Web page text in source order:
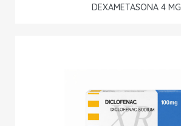
DEXAMETASONA 4 MG